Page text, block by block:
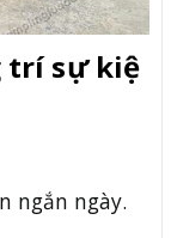
trí sự kiệ
ngắn ngày.